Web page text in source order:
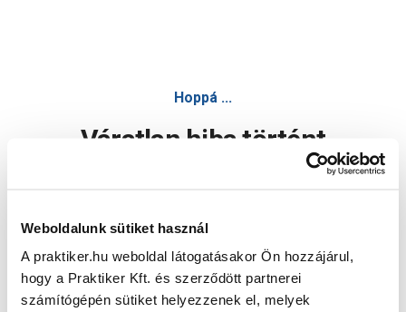
Weboldalunk sütiket használ
A praktiker.hu weboldal látogatásakor Ön hozzájárul,
hogy a Praktiker Kft. és szerződött partnerei
számítógépén sütiket helyezzenek el, melyek
Hoppá ...
Váratlan hiba történt
Oldal újratöltése